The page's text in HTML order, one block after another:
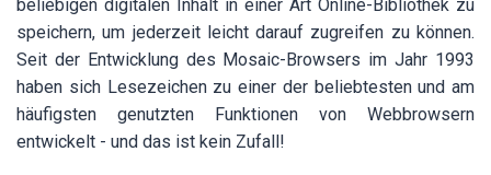
beliebigen digitalen Inhalt in einer Art Online-Bibliothek zu
speichern, um jederzeit leicht darauf zugreifen zu können.
Seit der Entwicklung des Mosaic-Browsers im Jahr 1993
haben sich Lesezeichen zu einer der beliebtesten und am
häufigsten genutzten Funktionen von Webbrowsern
entwickelt - und das ist kein Zufall!